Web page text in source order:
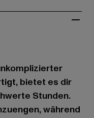
bietet es dir
Stunden.
während